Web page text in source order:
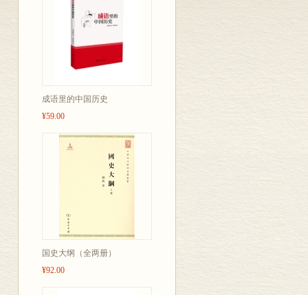
成语里的中国历史
¥59.00
国史大纲（全两册）
¥92.00